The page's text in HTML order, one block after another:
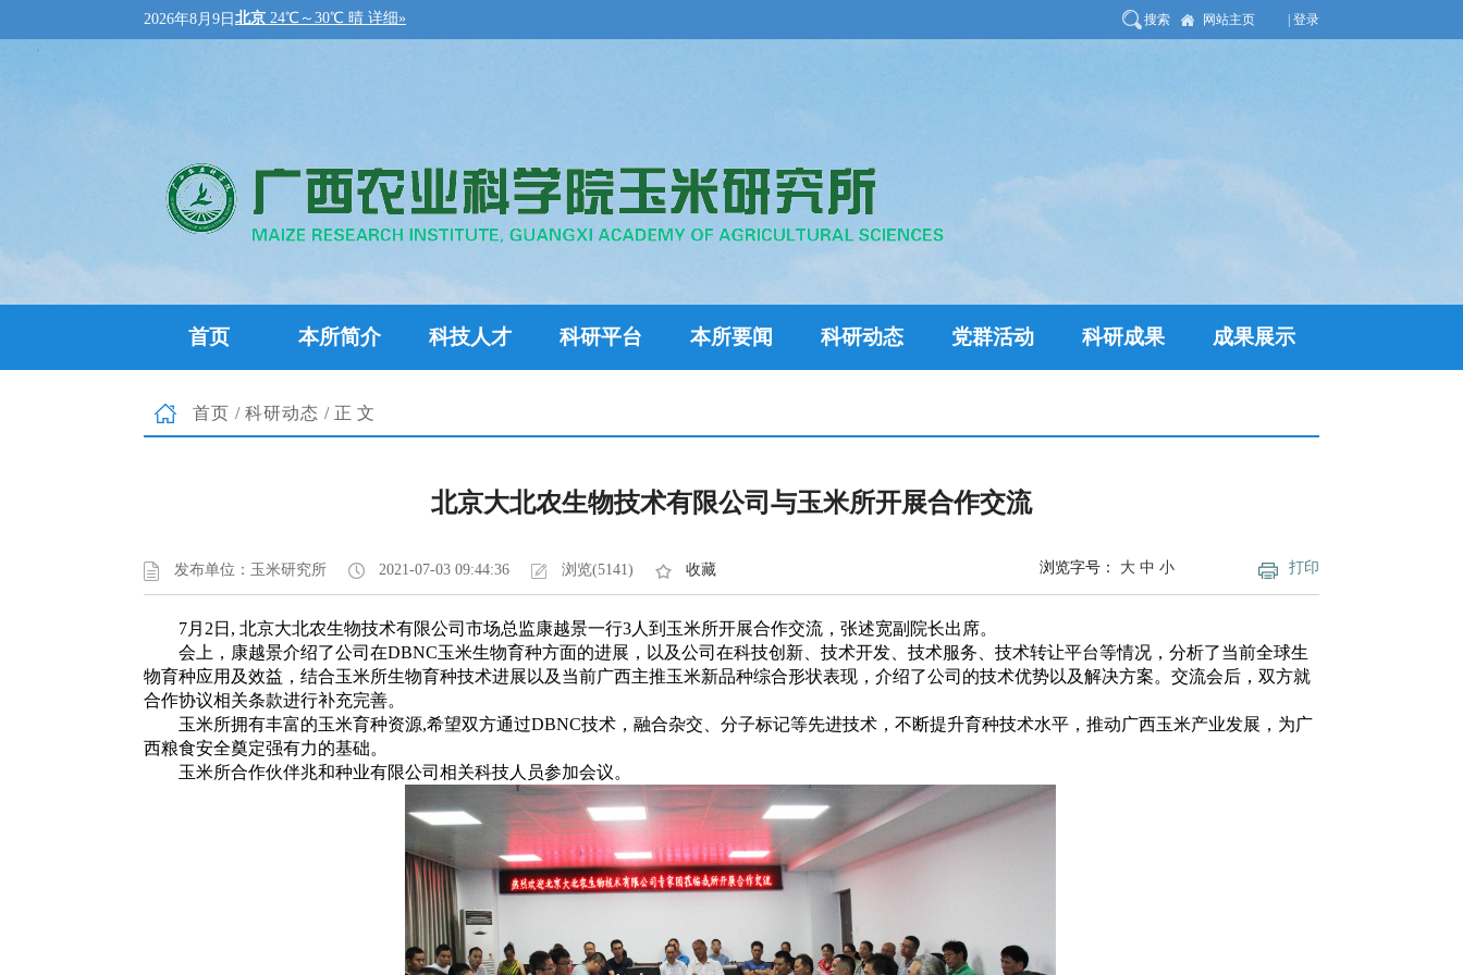
2026年8月9日 搜索 网站主页 | 登录
首页 本所简介 科技人才 科研平台 本所要闻 科研动态 党群活动 科研成果 成果展示
首页 / 科研动态 /正文
北京大北农生物技术有限公司与玉米所开展合作交流
发布单位：玉米研究所 2021-07-03 09:44:36 浏览(5141) 收藏 打印
浏览字号： 大 中 小
7月2日, 北京大北农生物技术有限公司市场总监康越景一行3人到玉米所开展合作交流，张述宽副院长出席。
会上，康越景介绍了公司在DBNC玉米生物育种方面的进展，以及公司在科技创新、技术开发、技术服务、技术转让平台等情况，分析了当前全球生
物育种应用及效益，结合玉米所生物育种技术进展以及当前广西主推玉米新品种综合形状表现，介绍了公司的技术优势以及解决方案。交流会后，双方就
合作协议相关条款进行补充完善。
玉米所拥有丰富的玉米育种资源,希望双方通过DBNC技术，融合杂交、分子标记等先进技术，不断提升育种技术水平，推动广西玉米产业发展，为广
西粮食安全奠定强有力的基础。
玉米所合作伙伴兆和种业有限公司相关科技人员参加会议。